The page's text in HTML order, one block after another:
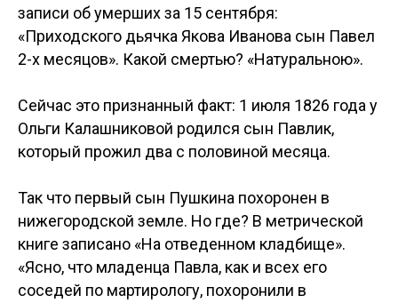
записи об умерших за 15 сентября:
«Приходского дьячка Якова Иванова сын Павел
2-х месяцов». Какой смертью? «Натуральною».
Сейчас это признанный факт: 1 июля 1826 года у
Ольги Калашниковой родился сын Павлик,
который прожил два с половиной месяца.
Так что первый сын Пушкина похоронен в
нижегородской земле. Но где? В метрической
книге записано «На отведенном кладбище».
«Ясно, что младенца Павла, как и всех его
соседей по мартирологу, похоронили в